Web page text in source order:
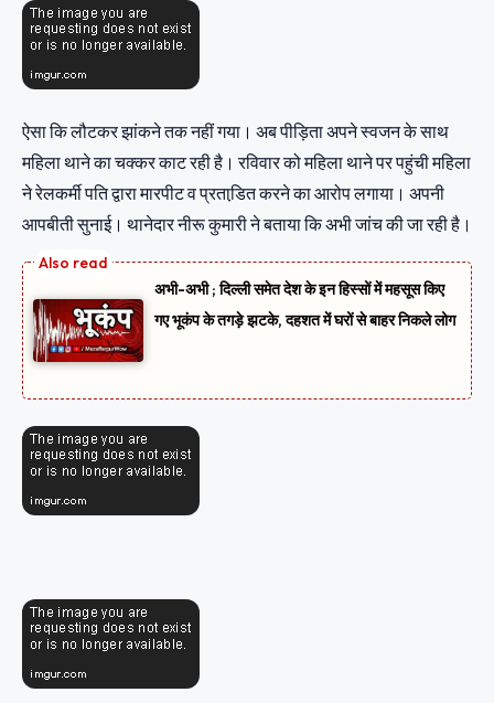
ऐसा कि लौटकर झांकने तक नहीं गया। अब पीड़िता अपने स्वजन के साथ
महिला थाने का चक्कर काट रही है। रविवार को महिला थाने पर पहुंची महिला
ने रेलकर्मी पति द्वारा मारपीट व प्रताडि़त करने का आरोप लगाया। अपनी
आपबीती सुनाई। थानेदार नीरू कुमारी ने बताया कि अभी जांच की जा रही है।
अभी-अभी ; दिल्ली समेत देश के इन हिस्सों में महसूस किए
गए भूकंप के तगड़े झटके, दहशत में घरों से बाहर निकले लोग